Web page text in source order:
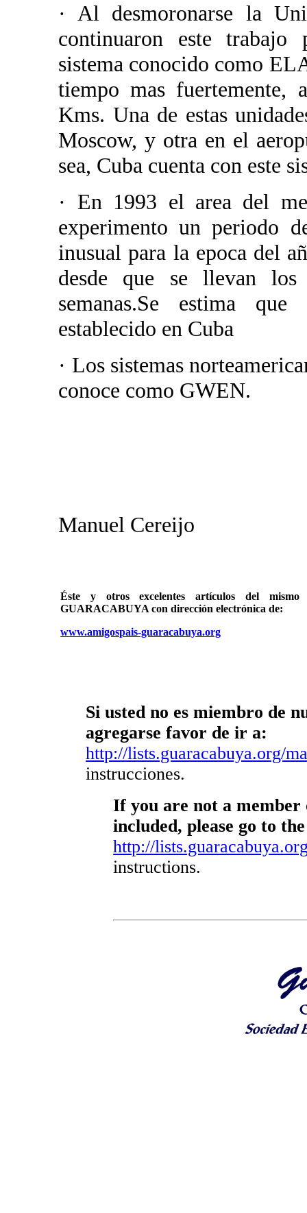
· Al desmoronarse la
continuaron este trabajo
sistema conocido como
tiempo mas fuertemente,
Kms. Una de estas
Moscow, y otra en el
sea, Cuba cuenta con este
· En 1993 el area del
experimento un periodo
inusual para la epoca del
desde que se llevan
semanas.Se estima
establecido en Cuba
· Los sistemas
conoce como GWEN.
Manuel Cereijo
Éste y otros excelentes artículos del
GUARACABUYA con dirección electrónica de:
www.amigospais-guaracabuya.org
Si usted no es miembro de
agregarse favor de ir a:
http://lists.guaracabuya.org/
instrucciones.
If you are not a
included, please go to
http://
instructions.